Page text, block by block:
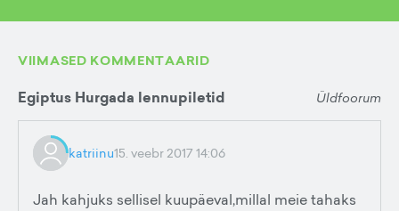
VIIMASED KOMMENTAARID
Egiptus Hurgada lennupiletid Üldfoorum
katriinu15. veebr 2017 14:06
Jah kahjuks sellisel kuupäeval,millal meie tahaks